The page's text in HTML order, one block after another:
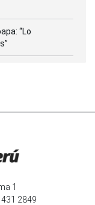
“Lo
1
2849